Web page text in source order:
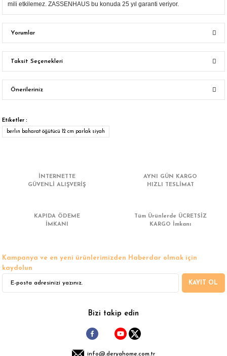
mili etkilemez. ZASSENHAUS bu konuda 25 yıl garanti veriyor.
Yorumlar
Bu ürüne ilk yorumu siz yapın!
Yorum Yaz
Taksit Seçenekleri
Önerileriniz
yetersiz gördüğünüz noktaları öneri formunu kullanarak tarafımıza
iletebilirsiniz.
Görüş ve önerileriniz için teşekkür ederiz.
Ürün açıklamasında eksik bilgiler bulunuyor.
Bu ürüne benzer farklı alternatifler olmalı.
Etiketler :
berlın baharat öğütücü 12 cm parlak siyah
İNTERNETTE
GÜVENLİ ALIŞVERİŞ
AYNI GÜN KARGO
HIZLI TESLİMAT
KAPIDA ÖDEME
İMKANI
Tüm Ürünlerde ÜCRETSİZ
KARGO İmkanı
Kampanya ve en yeni ürünlerimizden Haberdar olmak için
kaydolun
KAYIT OL
Bizi takip edin
info@.deryahome.com.tr